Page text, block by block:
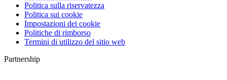
Politica sulla riservatezza
Politica sui cookie
Impostazioni dei cookie
Politiche di rimborso
Termini di utilizzo del sitio web
Partnership